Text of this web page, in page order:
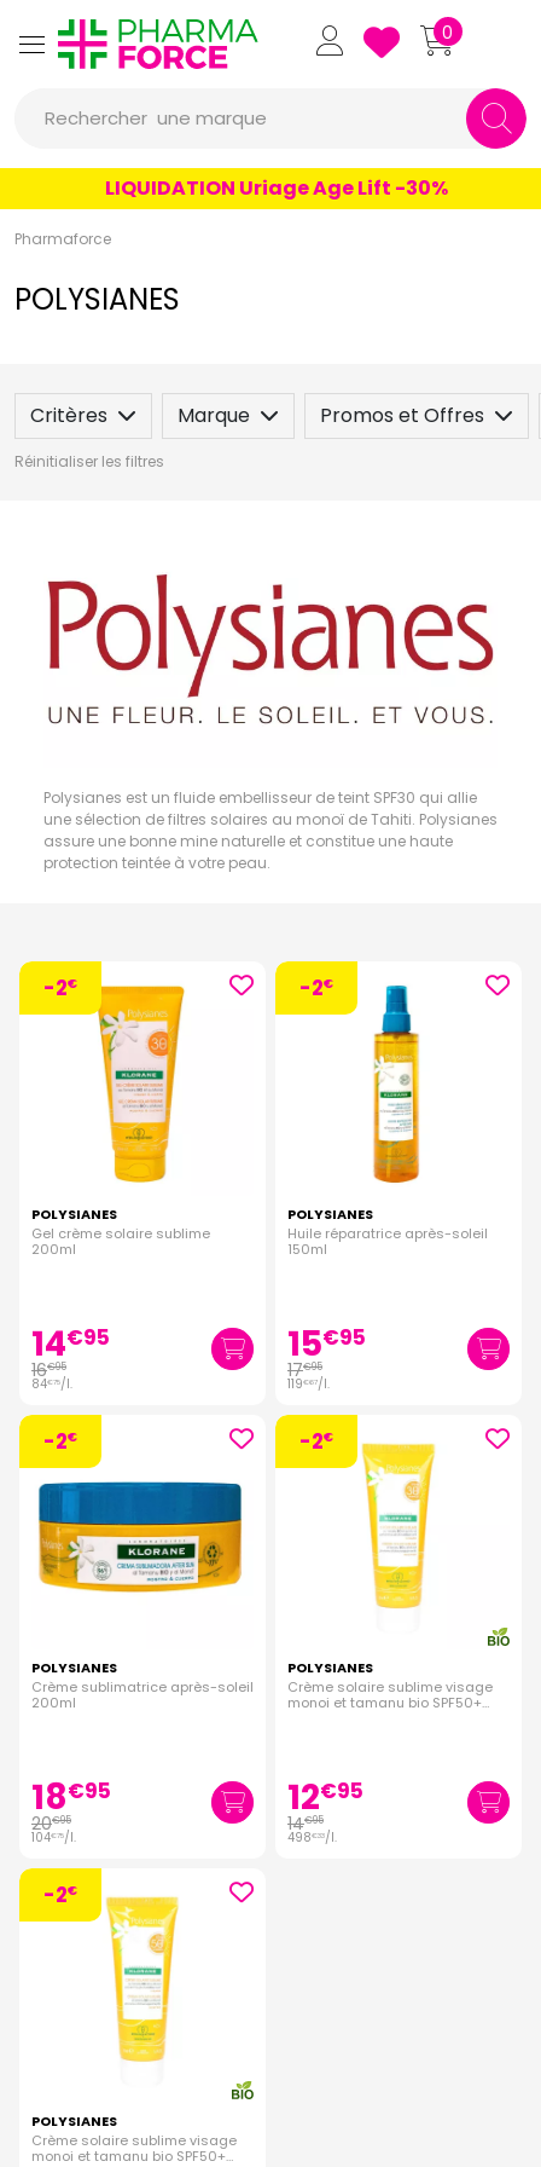
Pharmaforce Grande
0
Rechercher une marque
un conseil
un produit
LIQUIDATION Uriage Age Lift -30%
Pharmaforce
POLYSIANES
Critères Marque Promos et Offres
Réinitialiser les filtres
Polysianes est un fluide embellisseur de teint SPF30 qui allie
une sélection de filtres solaires au monoï de Tahiti. Polysianes
assure une bonne mine naturelle et constitue une haute
protection teintée à votre peau.
-2€
POLYSIANES
Gel crème solaire sublime
200ml
14€95
16€95
84€75/l.
-2€
POLYSIANES
Huile réparatrice après-soleil
150ml
15€95
17€95
119€67/l.
-2€
POLYSIANES
Crème sublimatrice après-soleil
200ml
18€95
20€95
104€75/l.
-2€
POLYSIANES
Crème solaire sublime visage
monoi et tamanu bio SPF50+
12€95
14€95
498€33/l.
-2€
POLYSIANES
Crème solaire sublime visage
monoi et tamanu bio SPF50+